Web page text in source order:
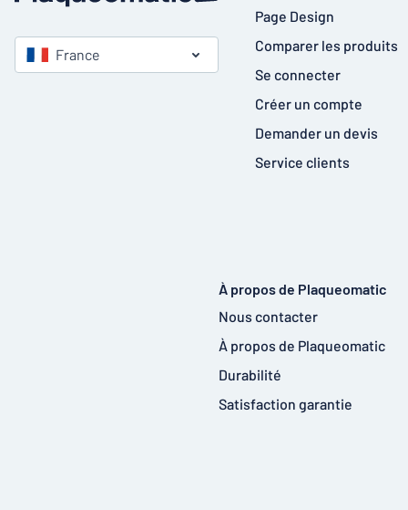
France
Page Design
Comparer les produits
Se connecter
Créer un compte
Demander un devis
Service clients
À propos de Plaqueomatic
Nous contacter
À propos de Plaqueomatic
Durabilité
Satisfaction garantie